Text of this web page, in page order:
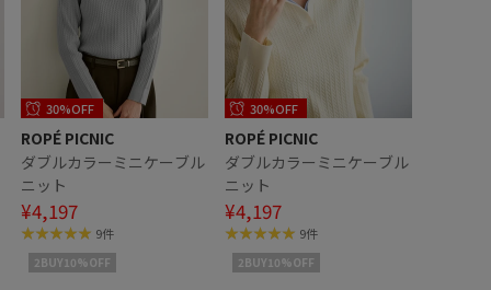
30%OFF
ROPÉ PICNIC
ダブルカラーミニケーブル
ニット
¥4,197
9件
2BUY10%OFF
30%OFF
ROPÉ PICNIC
ダブルカラーミニケーブル
ニット
¥4,197
9件
2BUY10%OFF